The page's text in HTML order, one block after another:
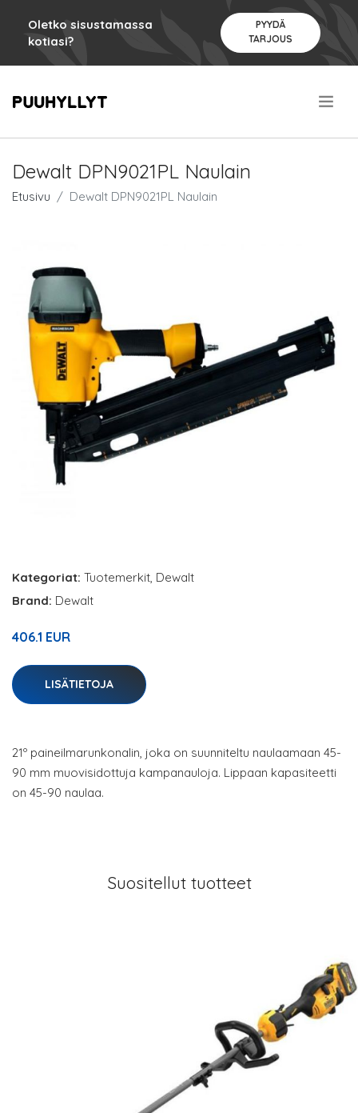
Oletko sisustamassa
kotiasi?
PYYDÄ
TARJOUS
Dewalt DPN9021PL Naulain
Etusivu Dewalt DPN9021PL Naulain
Kategoriat: Tuotemerkit, Dewalt
Brand: Dewalt
406.1 EUR
LISÄTIETOJA
21º paineilmarunkonalin, joka on suunniteltu naulaamaan 45-
90 mm muovisidottuja kampanauloja. Lippaan kapasiteetti
on 45-90 naulaa.
Suositellut tuotteet